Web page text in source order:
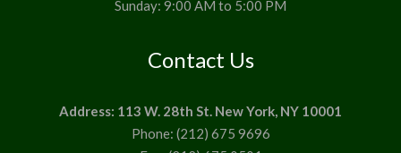
Sunday: 9:00 AM to 5:00 PM
Contact Us
Address: 113 W. 28th St. New York, NY 10001
Phone: (212) 675 9696